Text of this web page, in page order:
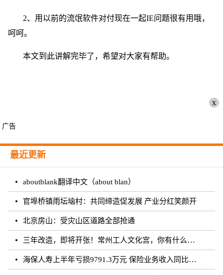
2、用以前的流氓软件对付现在一起IE问题很有用哦，
呵呵。
本文到此讲解完毕了，希望对大家有帮助。
x
广告
最近更新
aboutblank翻译中文（about blan）
官埠桥镇雨坛垴村：共同缔造促发展 产业分红笑颜开
北京房山：受灾山区道路全部抢通
三年改造，即将开张！常州工人文化宫，你有什么话说？
海保人寿上半年亏损9791.3万元 保险业务收入同比增长约50.73%